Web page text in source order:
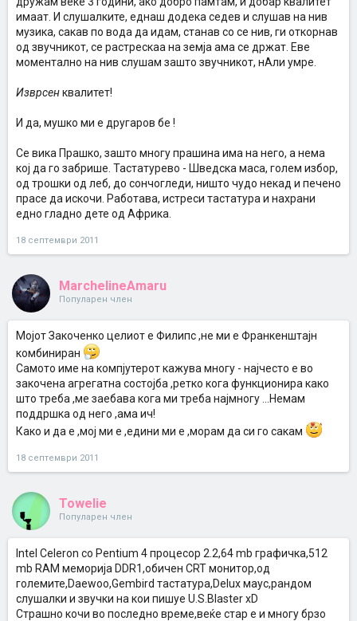
имаат. И слушалките, еднаш додека седев и слушав на нив
музика, сакав по вода да идам, станав со се нив, ги откорнав
од звучникот, се растрескаа на земја ама се држат. Еве
моментално на нив слушам зашто звучникот, нАли умре.
Изврсенквалитет!
И да, мушко ми е другаров бе !
Се вика Прашко, зашто многу прашина има на него, а нема
кој да го забрише. Тастатурево - Шведска маса, голем избор,
од трошки од леб, до сончогледи, ништо чудо некад и печено
прасе да искочи. Работава, истреси тастатура и нахрани
едно гладно дете од Африка.
18 септември 2011
MarchelineAmaru
Популарен член
Мојот Закоченко целиот е Филипс ,не ми е Франкенштајн
комбиниран
Самото име на компјутерот кажува многу - најчесто е во
закочена агрегатна состојба ,ретко кога функционира како
што треба ,ме заебава кога ми треба најмногу ...Немам
поддршка од него ,ама ич!
Како и да е ,мој ми е ,едини ми е ,морам да си го сакам
18 септември 2011
Towelie
Популарен член
Intel Celeron со Pentium 4 процесор 2.2,64 mb графичка,512
mb RAM меморија DDR1,обичен CRT монитор,од
големите,Daewoo,Gembird тастатура,Delux маус,рандом
слушалки и звучки на кои пишуе U.S.Blaster xD
Страшно кочи во последно време,веќе стар е и многу брзо